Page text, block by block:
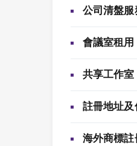
公司清盤服
會議室租用
共享工作室
註冊地址
海外商標註